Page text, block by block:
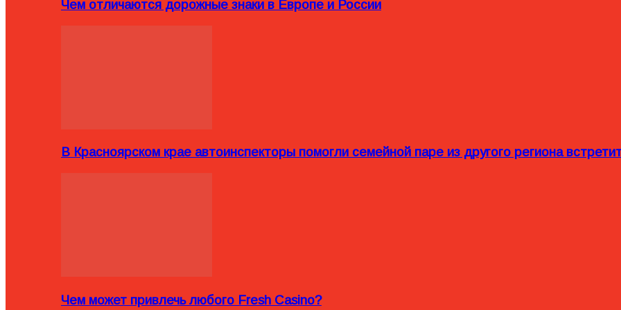
Чем отличаются дорожные знаки в Европе и России
В Красноярском крае автоинспекторы помогли семейной паре из другого региона
Чем может привлечь любого Fresh Casino?